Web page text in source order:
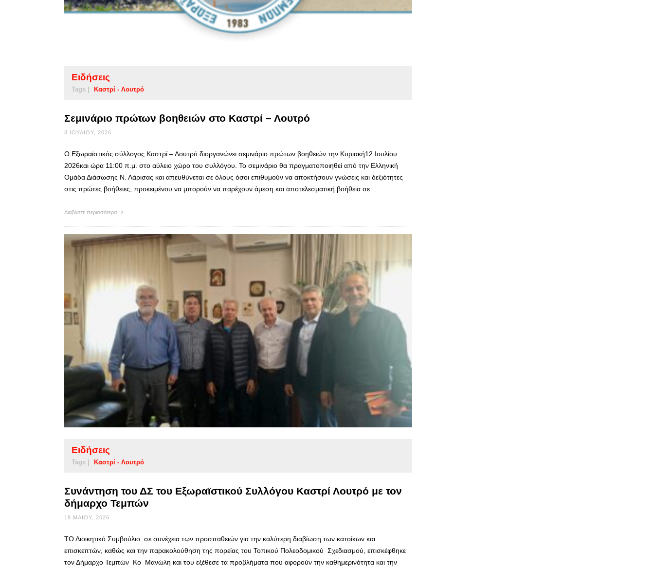
Ειδήσεις
Tags | Καστρί - Λουτρό
Σεμινάριο πρώτων βοηθειών στο Καστρί – Λουτρό
8 ΙΟΥΛΊΟΥ, 2026
Ο Εξωραϊστικός σύλλογος Καστρί – Λουτρό διοργανώνει σεμινάριο πρώτων βοηθειών την Κυριακή12 Ιουλίου
2026και ώρα 11:00 π.μ. στο αύλειο χώρο του συλλόγου. Το σεμινάριο θα πραγματοποιηθεί από την Ελληνική
Ομάδα Διάσωσης Ν. Λάρισας και απευθύνεται σε όλους όσοι επιθυμούν να αποκτήσουν γνώσεις και δεξιότητες
στις πρώτες βοήθειες, προκειμένου να μπορούν να παρέχουν άμεση και αποτελεσματική βοήθεια σε …
Διαβάστε περισσότερα
Ειδήσεις
Tags | Καστρί - Λουτρό
Συνάντηση του ΔΣ του Εξωραϊστικού Συλλόγου Καστρί Λουτρό με τον
δήμαρχο Τεμπών
18 ΜΑΪ́ΟΥ, 2026
ΤΟ Διοικητικό Συμβούλιο σε συνέχεια των προσπαθειών για την καλύτερη διαβίωση των κατοίκων και
επισκεπτών, καθώς και την παρακολούθηση της πορείας του Τοπικού Πολεοδομικού Σχεδιασμού, επισκέφθηκε
τον Δήμαρχο Τεμπών Κο Μανώλη και του εξέθεσε τα προβλήματα που αφορούν την καθημερινότητα και την